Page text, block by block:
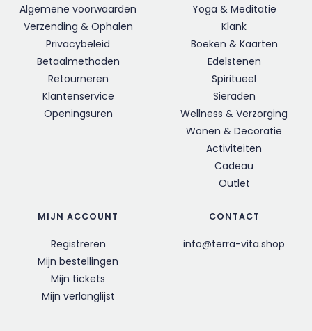
Algemene voorwaarden
Verzending & Ophalen
Privacybeleid
Betaalmethoden
Retourneren
Klantenservice
Openingsuren
Yoga & Meditatie
Klank
Boeken & Kaarten
Edelstenen
Spiritueel
Sieraden
Wellness & Verzorging
Wonen & Decoratie
Activiteiten
Cadeau
Outlet
MIJN ACCOUNT
Registreren
Mijn bestellingen
Mijn tickets
Mijn verlanglijst
CONTACT
info@terra-vita.shop